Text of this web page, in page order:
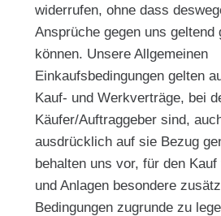
widerrufen, ohne dass
Ansprüche gegen uns geltend
können. Unsere Allgemeinen
Einkaufsbedingungen gelten
Kauf- und Werkverträge, bei
Käufer/Auftraggeber sind,
ausdrücklich auf sie Bezug
behalten uns vor, für den
und Anlagen besondere
Bedingungen zugrunde zu